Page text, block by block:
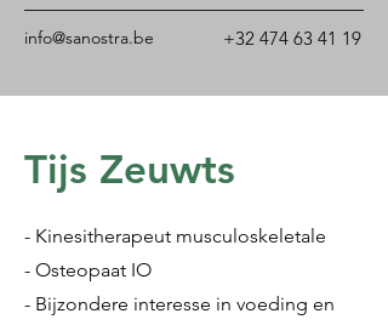
info@sanostra.be +32 474 63 41 19
Tijs Zeuwts
- Kinesitherapeut musculoskeletale
- Osteopaat IO
- Bijzondere interesse in voeding en